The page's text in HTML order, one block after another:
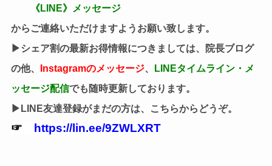
《LINE》メッセージ
からご連絡いただけますようお願い致します。
▶︎シェア割の最新お得情報につきましては、院長ブログ
の他、
Instagramのメッセージ、
LINEタイムライン・メ
ッセージ配信でも随時更新しております。
▶︎LINE友達登録がまだの方は、こちらからどうぞ。
☞ https://lin.ee/9ZWLXRT